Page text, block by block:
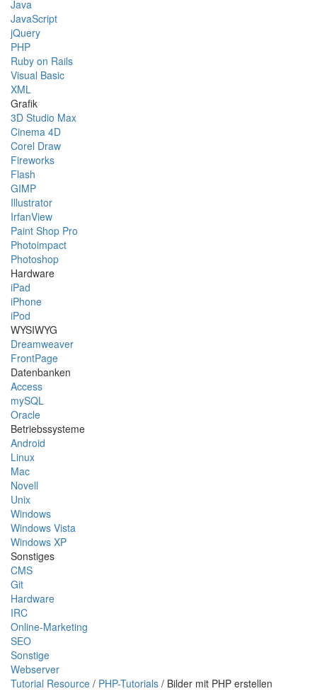
Java
JavaScript
jQuery
PHP
Ruby on Rails
Visual Basic
XML
Grafik
3D Studio Max
Cinema 4D
Corel Draw
Fireworks
Flash
GIMP
Illustrator
IrfanView
Paint Shop Pro
Photoimpact
Photoshop
Hardware
iPad
iPhone
iPod
WYSIWYG
Dreamweaver
FrontPage
Datenbanken
Access
mySQL
Oracle
Betriebssysteme
Android
Linux
Mac
Novell
Unix
Windows
Windows Vista
Windows XP
Sonstiges
CMS
Git
Hardware
IRC
Online-Marketing
SEO
Sonstige
Webserver
Tutorial Resource / PHP-Tutorials / Bilder mit PHP erstellen